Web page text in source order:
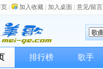
加入收藏 加入桌面 意见/留言
排行榜 歌手